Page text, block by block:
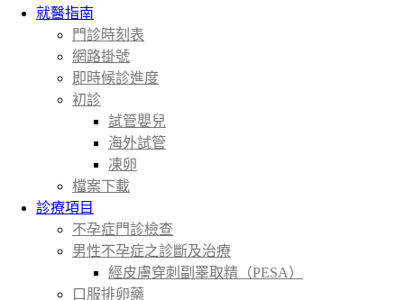
就醫指南
門診時刻表
網路掛號
即時候診進度
初診
試管嬰兒
海外試管
凍卵
檔案下載
診療項目
不孕症門診檢查
男性不孕症之診斷及治療
經皮膚穿刺副睪取精（PESA）
口服排卵藥